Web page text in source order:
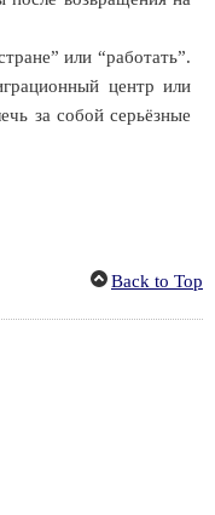
или “работать”.
центр или
за собой серьёзные
Back to Top